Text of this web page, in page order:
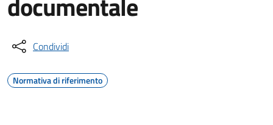
Condividi
Normativa di riferimento